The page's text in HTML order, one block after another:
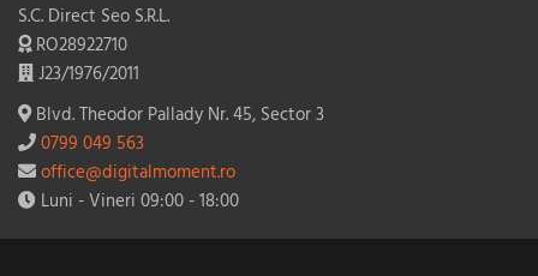
S.C. Direct Seo S.R.L.
RO28922710
J23/1976/2011
Blvd. Theodor Pallady Nr. 45, Sector 3
0799 049 563
office@digitalmoment.ro
Luni - Vineri 09:00 - 18:00